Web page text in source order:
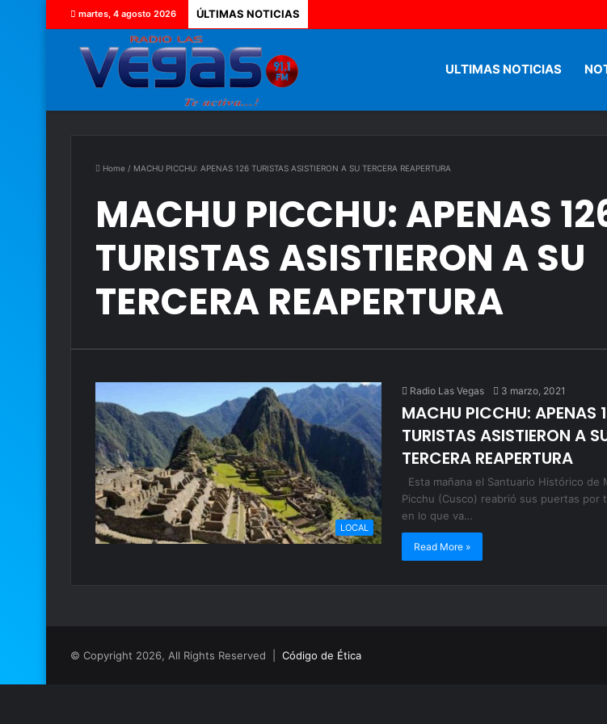
martes, 4 agosto 2026 ÚLTIMAS NOTICIAS
ULTIMAS NOTICIAS
Home / MACHU PICCHU: APENAS 126 TURISTAS ASISTIERON A SU TERCERA REAPERTURA
MACHU PICCHU: APENAS
TURISTAS ASISTIERON A SU
TERCERA REAPERTURA
LOCAL
Radio Las Vegas 3 marzo, 2021
MACHU PICCHU: APENAS
TURISTAS ASISTIERON A
TERCERA REAPERTURA
Esta mañana el Santuario Histórico de
Picchu (Cusco) reabrió sus puertas por
en lo que va…
Read More »
© Copyright 2026, All Rights Reserved | Código de Ética